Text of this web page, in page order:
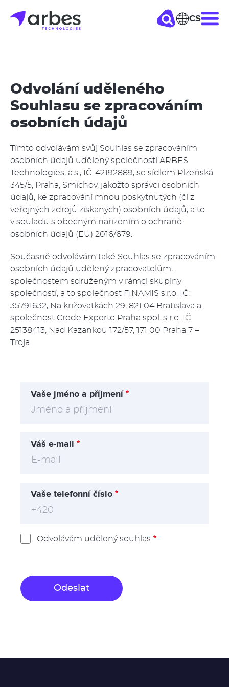
CS
Odvolání uděleného
Souhlasu se zpracováním
osobních údajů
Tímto odvolávám svůj Souhlas se zpracováním
osobních údajů udělený společnosti ARBES
Technologies, a.s., IČ: 42192889, se sídlem Plzeňská
345/5, Praha, Smíchov, jakožto správci osobních
údajů, ke zpracování mnou poskytnutých (či z
veřejných zdrojů získaných) osobních údajů, a to
v souladu s obecným nařízením o ochraně
osobních údajů (EU) 2016/679.
Současně odvolávám také Souhlas se zpracováním
osobních údajů udělený zpracovatelům,
společnostem sdruženým v rámci skupiny
společností, a to společnost FINAMIS s.r.o. IČ:
35791632, Na križovatkách 29, 821 04 Bratislava a
společnost Crede Experto Praha spol. s r.o. IČ:
25138413, Nad Kazankou 172/57, 171 00 Praha 7 –
Troja.
Vaše jméno a příjmení
Váš e-mail
Vaše telefonní číslo
Odvolávám udělený souhlas